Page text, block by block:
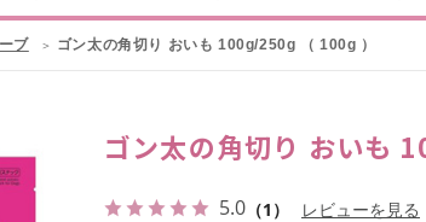
ブ ゴン太の角切り おいも 100g/250g （ 100g ）
ゴン太の角切り おいも
5.0 （1） レビューを見る